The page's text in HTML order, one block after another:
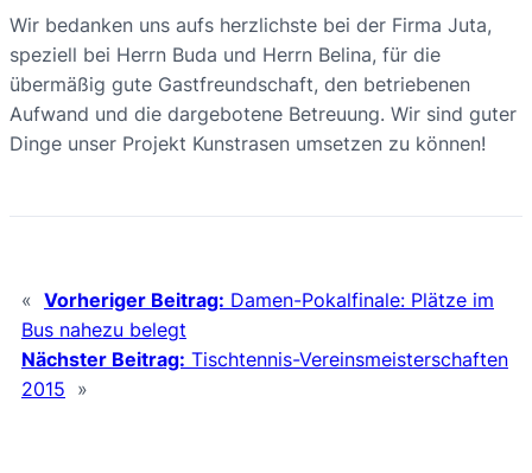
Wir bedanken uns aufs herzlichste bei der Firma Juta,
speziell bei Herrn Buda und Herrn Belina, für die
übermäßig gute Gastfreundschaft, den betriebenen
Aufwand und die dargebotene Betreuung. Wir sind guter
Dinge unser Projekt Kunstrasen umsetzen zu können!
« Vorheriger Beitrag: Damen-Pokalfinale: Plätze im
Bus nahezu belegt
Nächster Beitrag: Tischtennis-Vereinsmeisterschaften
2015 »